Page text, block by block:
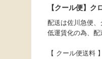
【クール便】ク
配送は佐川急便、
低運賃化の為、配
【 クール便送料